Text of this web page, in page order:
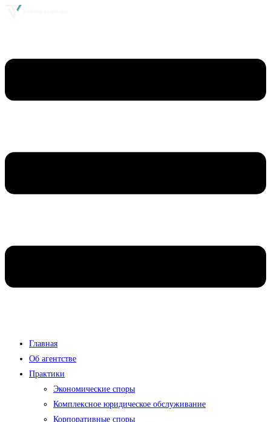
Главная
Об агентстве
Практики
Экономические споры
Комплексное юридическое обслуживание
Корпоративные споры